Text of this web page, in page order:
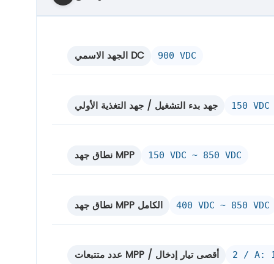
الجهد الاسمي DC 900 VDC
جهد بدء التشغيل / جهد التغذية الأولي 150
نطاق جهد MPP 150 VDC ~ 850 VDC
نطاق جهد MPP الكامل 400 VDC ~ 850 VDC
عدد متتبعات MPP / أقصى تيار إدخال 2 / A: